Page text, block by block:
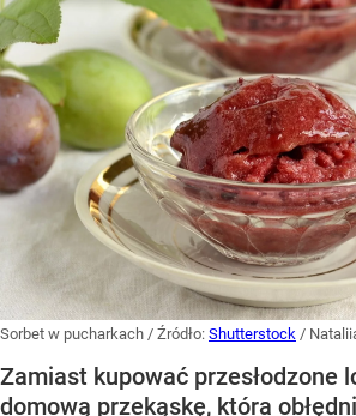
Sorbet w pucharkach / Źródło: Shutterstock /
Zamiast kupować przesłodzone
domową przekąskę, która